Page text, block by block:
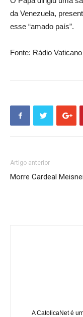
da Venezuela,
esse “amado país”.
Fonte: Rádio Vaticano
Artigo anterior
Morre Cardeal
A CatolicaNet é